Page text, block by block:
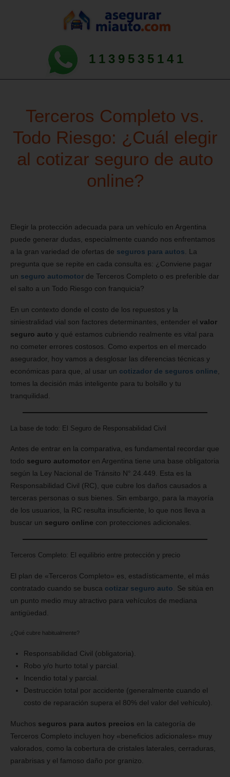
1139535141
Terceros Completo vs.
Todo Riesgo: ¿Cuál elegir
al cotizar seguro de auto
online?
Elegir la protección adecuada para un vehículo en Argentina
puede generar dudas, especialmente cuando nos enfrentamos
a la gran variedad de ofertas de seguros para autos . La
pregunta que se repite en cada consulta es: ¿Conviene pagar
un seguro automotor de Terceros Completo o es preferible dar
el salto a un Todo Riesgo con franquicia?
En un contexto donde el costo de los repuestos y la
siniestralidad vial son factores determinantes, entender el valor
seguro auto y qué estamos cubriendo realmente es vital para
no cometer errores costosos. Como expertos en el mercado
asegurador, hoy vamos a desglosar las diferencias técnicas y
económicas para que, al usar un cotizador de seguros online,
tomes la decisión más inteligente para tu bolsillo y tu
tranquilidad.
La base de todo: El Seguro de Responsabilidad Civil
Antes de entrar en la comparativa, es fundamental recordar que
todo seguro automotor en Argentina tiene una base obligatoria
según la Ley Nacional de Tránsito N° 24.449. Esta es la
Responsabilidad Civil (RC), que cubre los daños causados a
terceras personas o sus bienes. Sin embargo, para la mayoría
de los usuarios, la RC resulta insuficiente, lo que nos lleva a
buscar un seguro online con protecciones adicionales.
Terceros Completo: El equilibrio entre protección y precio
El plan de «Terceros Completo» es, estadísticamente, el más
contratado cuando se busca cotizar seguro auto
Se sitúa en
un punto medio muy atractivo para vehículos de mediana
antigüedad.
¿Qué cubre habitualmente?
Responsabilidad Civil (obligatoria).
Robo y/o hurto total y parcial.
Incendio total y parcial.
Destrucción total por accidente (generalmente cuando el
costo de reparación supera el 80% del valor del vehículo).
Muchos seguros para autos precios en la categoría de
Terceros Completo incluyen hoy «beneficios adicionales» muy
valorados, como la cobertura de cristales laterales, cerraduras,
parabrisas y el famoso daño por granizo.